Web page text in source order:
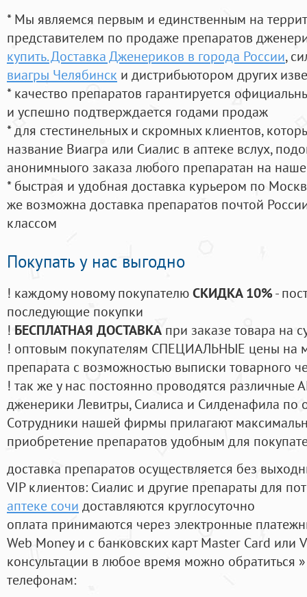
* Мы являемся первым и единственным на
представителем по продаже препаратов
купить. Доставка Дженериков в города России,
виагры Челябинск и дистрибьютором других
* качество препаратов гарантируется
и успешно подтверждается годами продаж
* для стестинельных и скромных клиентов,
название Виагра или Сиалис в аптеке вслух,
анонимныого заказа любого препаратан на
* быстрая и удобная доставка курьером по
же возможна доставка препаратов почтой
классом
Покупать у нас выгодно
! каждому новому покупателюСКИДКА 10%-
последующие покупки
! БЕСПЛАТНАЯ ДОСТАВКА при заказе товара на
! оптовым покупателям СПЕЦИАЛЬНЫЕ цены на
препарата с возможностью выписки товарного
! так же у нас постоянно проводятся
дженерики Левитры, Сиалиса и Силденафила по
Cотрудники нашей фирмы прилагают
приобретение препаратов удобным для
доставка препаратов осуществляется без
VIP клиентов: Сиалис и другие препараты для
аптеке сочи доставляются круглосуточно
оплата принимаются через электронные
Web Money и с банковских карт Master Card или
консультации в любое время можно обратиться
телефонам: